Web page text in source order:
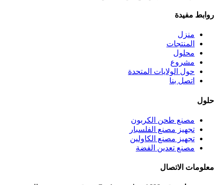
روابط مفيدة
منزل
المنتجات
محلول
مشروع
حول الولايات المتحدة
اتصل بنا
حلول
مصنع طحن الكربون
تجهيز مصنع الفلسبار
تجهيز مصنع الكاولين
مصنع تعدين الفضة
معلومات الاتصال